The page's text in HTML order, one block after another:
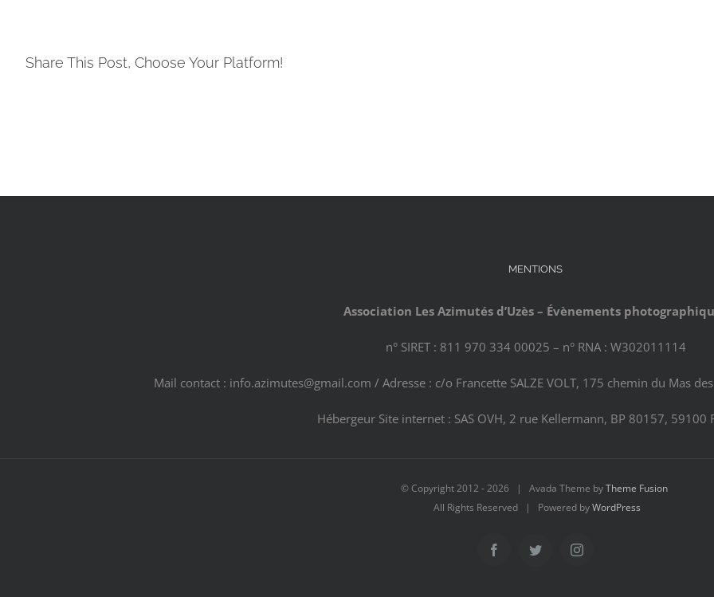
Share This Post, Choose Your Platform!
MENTIONS
Association Les Azimutés d’Uzès – Évènements
n° SIRET : 811 970 334 00025 – n° RNA : W302011114
Mail contact : info.azimutes@gmail.com / Adresse : c/o Francette SALZE VOLT, 175 chemin du Mas
Hébergeur Site internet : SAS OVH, 2 rue Kellermann, BP 80157, 59100
© Copyright 2012 -2026 | Avada Theme byTheme Fusion
All Rights Reserved | Powered byWordPress
FacebookTwitter Instagram